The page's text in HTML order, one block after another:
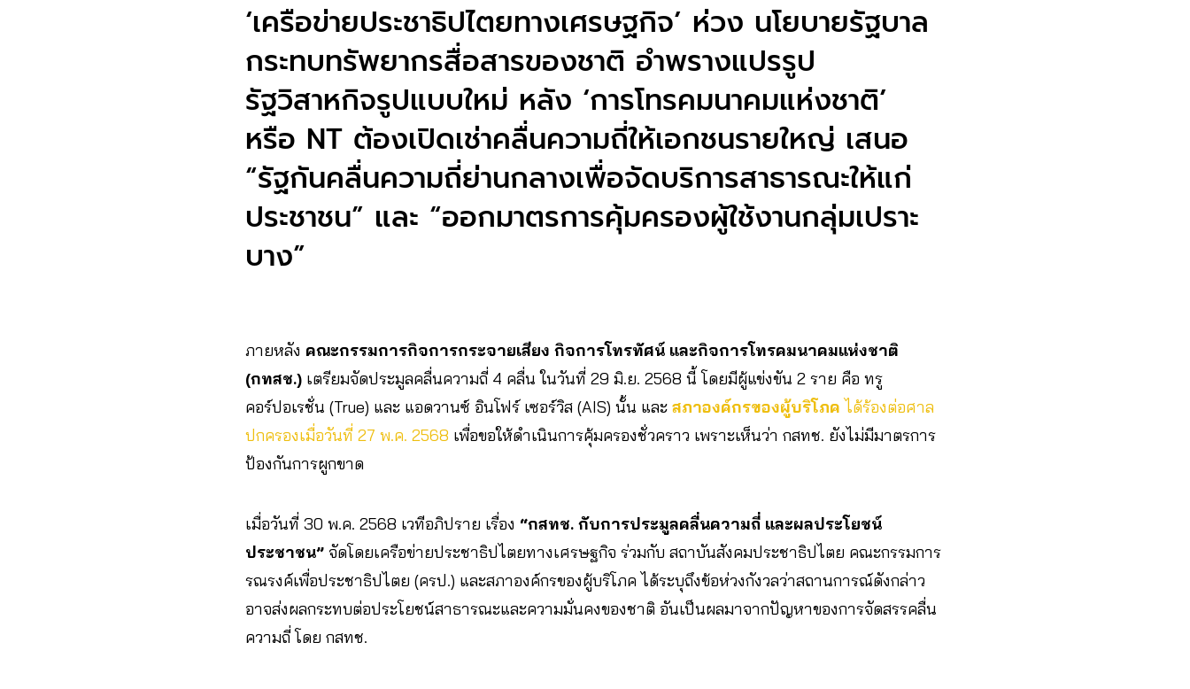
‘เครือข่ายประชาธิปไตยทางเศรษฐกิจ’ ห่วง นโยบายรัฐบาล
กระทบทรัพยากรสื่อสารของชาติ อำพรางแปรรูป
รัฐวิสาหกิจรูปแบบใหม่ หลัง ‘การโทรคมนาคมแห่งชาติ’
หรือ NT ต้องเปิดเช่าคลื่นความถี่ให้เอกชนรายใหญ่ เสนอ
“รัฐกันคลื่นความถี่ย่านกลางเพื่อจัดบริการสาธารณะให้แก่
ประชาชน” และ “ออกมาตรการคุ้มครองผู้ใช้งานกลุ่มเปราะ
บาง”
ภายหลัง คณะกรรมการกิจการกระจายเสียง กิจการโทรทัศน์ และกิจการโทรคมนาคมแห่งชาติ
(กทสช.) เตรียมจัดประมูลคลื่นความถี่ 4 คลื่น ในวันที่ 29 มิ.ย. 2568 นี้ โดยมีผู้แข่งขัน 2 ราย คือ ทรู
คอร์ปอเรชั่น (True) และ แอดวานซ์ อินโฟร์ เซอร์วิส (AIS) นั้น และ สภาองค์กรของผู้บริโภค ได้ร้องต่อศาล
ปกครองเมื่อวันที่ 27 พ.ค. 2568 เพื่อขอให้ดำเนินการคุ้มครองชั่วคราว เพราะเห็นว่า กสทช. ยังไม่มีมาตรการ
ป้องกันการผูกขาด
เมื่อวันที่ 30 พ.ค. 2568 เวทีอภิปราย เรื่อง “กสทช. กับการประมูลคลื่นความถี่ และผลประโยชน์
ประชาชน” จัดโดยเครือข่ายประชาธิปไตยทางเศรษฐกิจ ร่วมกับ สถาบันสังคมประชาธิปไตย คณะกรรมการ
รณรงค์เพื่อประชาธิปไตย (ครป.) และสภาองค์กรของผู้บริโภค ได้ระบุถึงข้อห่วงกังวลว่าสถานการณ์ดังกล่าว
อาจส่งผลกระทบต่อประโยชน์สาธารณะและความมั่นคงของชาติ อันเป็นผลมาจากปัญหาของการจัดสรรคลื่น
ความถี่ โดย กสทช.